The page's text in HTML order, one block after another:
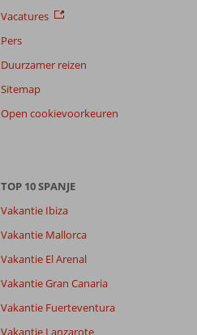
Vacatures
Pers
Duurzamer reizen
Sitemap
Open cookievoorkeuren
TOP 10 SPANJE
Vakantie Ibiza
Vakantie Mallorca
Vakantie El Arenal
Vakantie Gran Canaria
Vakantie Fuerteventura
Vakantie Lanzarote